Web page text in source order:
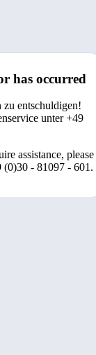
has occurred
entschuldigen!
unter +49
assistance, please
(0)30 - 81097 - 601.